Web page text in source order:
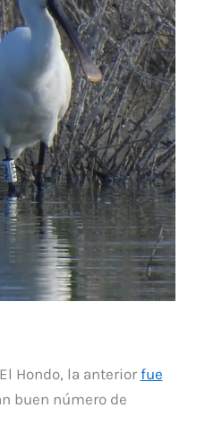
Hondo, la anterior fue
buen número de